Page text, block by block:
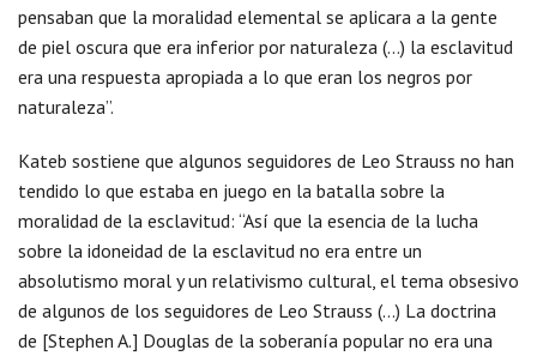
pensaban que la moralidad elemental se aplicara a la gente
de piel oscura que era inferior por naturaleza (…) la esclavitud
era una respuesta apropiada a lo que eran los negros por
naturaleza”.
Kateb sostiene que algunos seguidores de Leo Strauss no han
tendido lo que estaba en juego en la batalla sobre la
moralidad de la esclavitud: “Así que la esencia de la lucha
sobre la idoneidad de la esclavitud no era entre un
absolutismo moral y un relativismo cultural, el tema obsesivo
de algunos de los seguidores de Leo Strauss (…) La doctrina
de [Stephen A.] Douglas de la soberanía popular no era una